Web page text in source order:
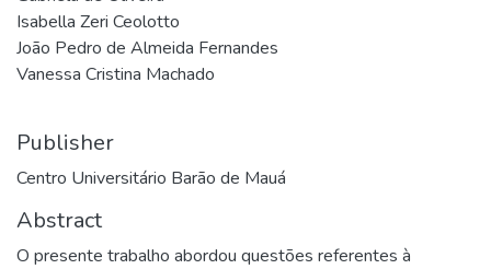
Isabella Zeri Ceolotto
João Pedro de Almeida Fernandes
Vanessa Cristina Machado
Publisher
Centro Universitário Barão de Mauá
Abstract
O presente trabalho abordou questões referentes à